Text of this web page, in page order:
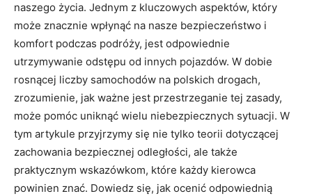
naszego życia. Jednym z kluczowych aspektów, który
może znacznie wpłynąć na nasze bezpieczeństwo i
komfort podczas podróży, jest odpowiednie
utrzymywanie odstępu od innych pojazdów. W dobie
rosnącej liczby samochodów na polskich drogach,
zrozumienie, jak ważne jest przestrzeganie tej zasady,
może pomóc uniknąć wielu niebezpiecznych sytuacji. W
tym artykule przyjrzymy się nie tylko teorii dotyczącej
zachowania bezpiecznej odległości, ale także
praktycznym wskazówkom, które każdy kierowca
powinien znać. Dowiedz się, jak ocenić odpowiednią